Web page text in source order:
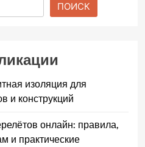
ПОИСК
изоляция для
и конструкций
онлайн: правила,
и практические